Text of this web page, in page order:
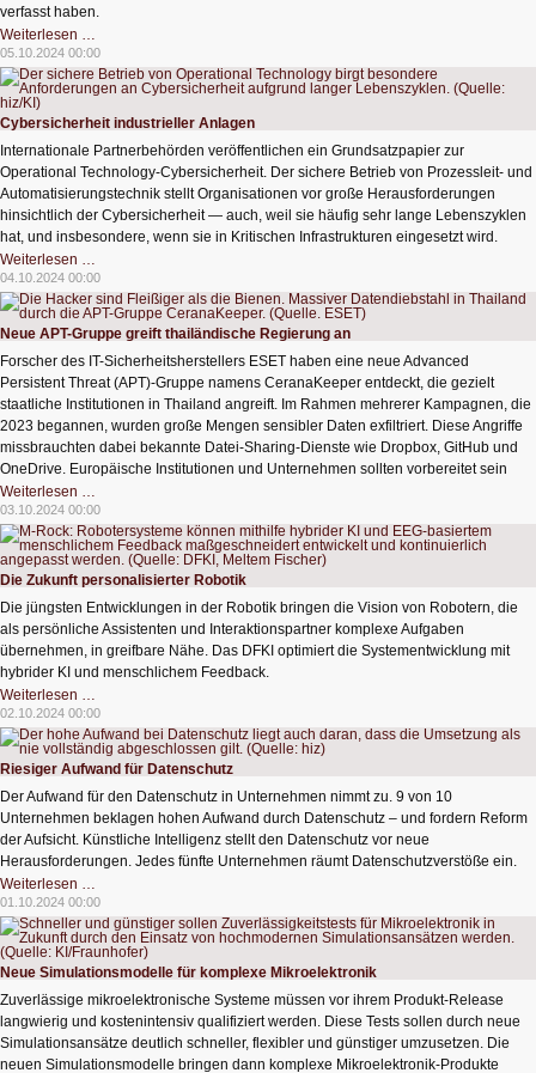
verfasst haben.
Weiterlesen …
generierte
Texte
sind
nicht
05.10.2024 00:00
Cybersicherheit industrieller Anlagen
Internationale Partnerbehörden veröffentlichen ein Grundsatzpapier zur
Operational Technology-Cybersicherheit. Der sichere Betrieb von Prozessleit- und
Automatisierungstechnik stellt Organisationen vor große Herausforderungen
hinsichtlich der Cybersicherheit — auch, weil sie häufig sehr lange Lebenszyklen
hat, und insbesondere, wenn sie in Kritischen Infrastrukturen eingesetzt wird.
Weiterlesen …
industrieller
Anlagen
04.10.2024 00:00
Neue APT-Gruppe greift thailändische Regierung an
Forscher des IT-Sicherheitsherstellers ESET haben eine neue Advanced
Persistent Threat (APT)-Gruppe namens CeranaKeeper entdeckt, die gezielt
staatliche Institutionen in Thailand angreift. Im Rahmen mehrerer Kampagnen, die
2023 begannen, wurden große Mengen sensibler Daten exfiltriert. Diese Angriffe
missbrauchten dabei bekannte Datei-Sharing-Dienste wie Dropbox, GitHub und
OneDrive. Europäische Institutionen und Unternehmen sollten vorbereitet sein
Weiterlesen …
APT-
Gruppe
greift
thailändische
Regierung
an
03.10.2024 00:00
Die Zukunft personalisierter Robotik
Die jüngsten Entwicklungen in der Robotik bringen die Vision von Robotern, die
als persönliche Assistenten und Interaktionspartner komplexe Aufgaben
übernehmen, in greifbare Nähe. Das DFKI optimiert die Systementwicklung mit
hybrider KI und menschlichem Feedback.
Weiterlesen …
Zukunft
personalisierter
Robotik
02.10.2024 00:00
Riesiger Aufwand für Datenschutz
Der Aufwand für den Datenschutz in Unternehmen nimmt zu. 9 von 10
Unternehmen beklagen hohen Aufwand durch Datenschutz – und fordern Reform
der Aufsicht. Künstliche Intelligenz stellt den Datenschutz vor neue
Herausforderungen. Jedes fünfte Unternehmen räumt Datenschutzverstöße ein.
Weiterlesen …
Aufwand
für
Datenschutz
01.10.2024 00:00
Neue Simulationsmodelle für komplexe Mikroelektronik
Zuverlässige mikroelektronische Systeme müssen vor ihrem Produkt-Release
langwierig und kostenintensiv qualifiziert werden. Diese Tests sollen durch neue
Simulationsansätze deutlich schneller, flexibler und günstiger umzusetzen. Die
neuen Simulationsmodelle bringen dann komplexe Mikroelektronik-Produkte